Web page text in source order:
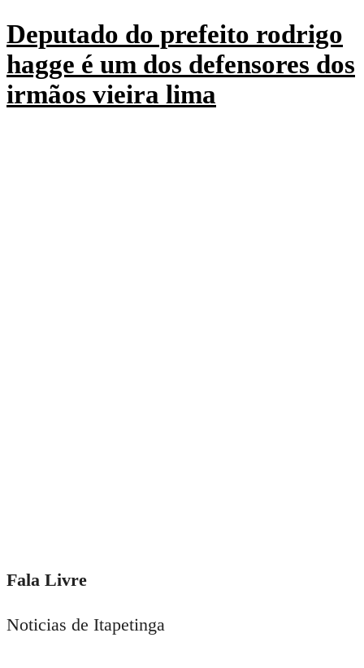
Deputado do prefeito rodrigo
hagge é um dos defensores dos
irmãos vieira lima
Fala Livre
Noticias de Itapetinga